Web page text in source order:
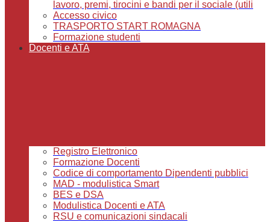
lavoro, premi, tirocini e bandi per il sociale (utili
Accesso civico
TRASPORTO START ROMAGNA
Formazione studenti
Docenti e ATA
Registro Elettronico
Formazione Docenti
Codice di comportamento Dipendenti pubblici
MAD - modulistica Smart
BES e DSA
Modulistica Docenti e ATA
RSU e comunicazioni sindacali